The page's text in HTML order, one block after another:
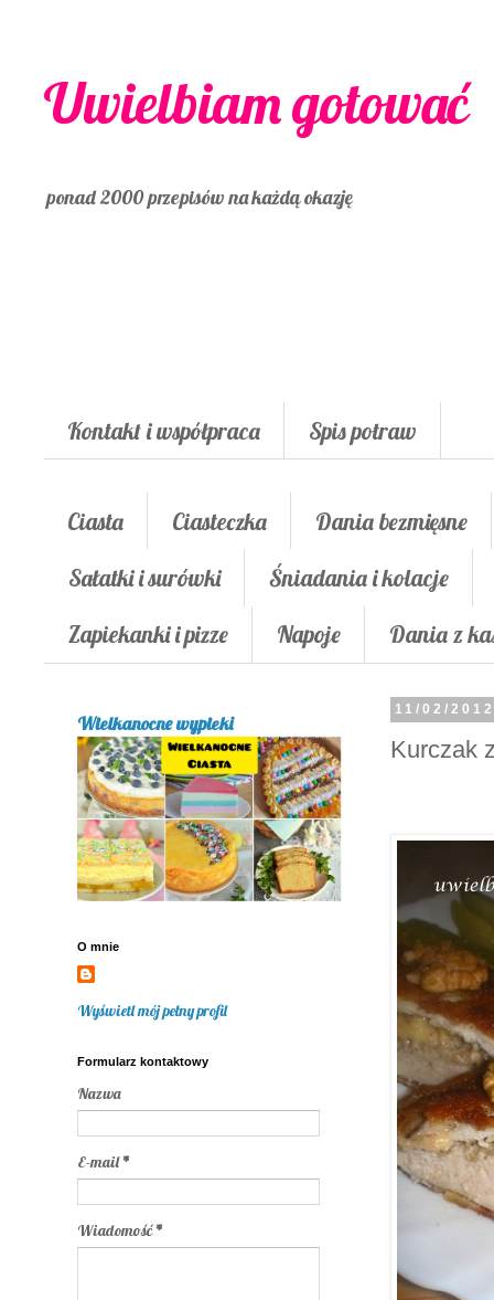
Uwielbiam gotować
ponad 2000 przepisów na każdą okazję
Kontakt i współpraca Spis potraw
Ciasta Ciasteczka
Dania bezmięsne
Sałatki i surówki
Śniadania i kolacje
Zapiekanki i pizze
Napoje Dania z
11/02/
Kurczak
Wielkanocne wypieki
O mnie
Wyświetl mój pełny profil
Formularz kontaktowy
Nazwa
E-mail*
Wiadomość*